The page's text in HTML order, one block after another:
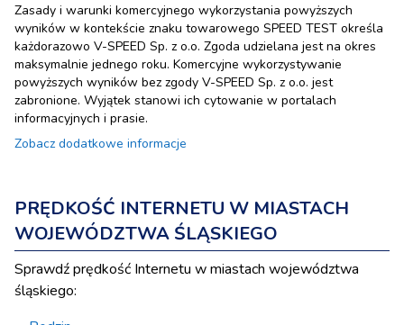
Zasady i warunki komercyjnego wykorzystania powyższych
wyników w kontekście znaku towarowego SPEED TEST określa
każdorazowo V-SPEED Sp. z o.o. Zgoda udzielana jest na okres
maksymalnie jednego roku. Komercyjne wykorzystywanie
powyższych wyników bez zgody V-SPEED Sp. z o.o. jest
zabronione. Wyjątek stanowi ich cytowanie w portalach
informacyjnych i prasie.
Zobacz dodatkowe informacje
PRĘDKOŚĆ INTERNETU W MIASTACH
WOJEWÓDZTWA ŚLĄSKIEGO
Sprawdź prędkość Internetu w miastach województwa
śląskiego: